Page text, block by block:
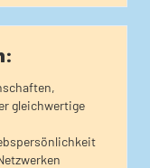
gleichwertige